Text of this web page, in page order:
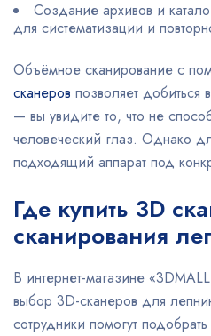
Создание архивов и
для систематизации и
Объёмное сканирование с
сканеров позволяет
— вы увидите то, что не
человеческий глаз. Однако
подходящий аппарат под
Где купить 3D
сканирования
В интернет-магазине
выбор 3D-сканеров для
сотрудники помогут